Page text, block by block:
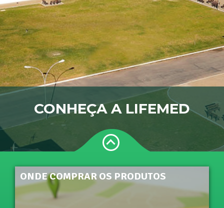
CONHEÇA A LIFEMED
ONDE COMPRAR OS PRODUTOS